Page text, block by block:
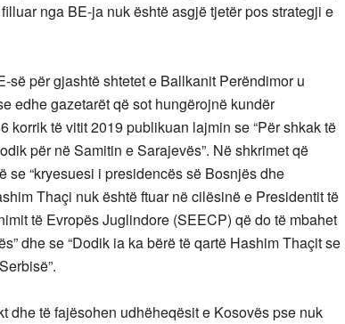
nga BE-ja nuk është asgjë tjetër pos strategji e
së për gjashtë shtetet e Ballkanit Perëndimor u
edhe gazetarët që sot hungërojnë kundër
korrik të vitit 2019 publikuan lajmin se “Për shkak të
për në Samitin e Sarajevës”. Në shkrimet që
se “kryesuesi i presidencës së Bosnjës dhe
Thaçi nuk është ftuar në cilësinë e Presidentit të
të Evropës Juglindore (SEECP) që do të mbahet
dhe se “Dodik ia ka bërë të qartë Hashim Thaçit se
dhe të fajësohen udhëheqësit e Kosovës pse nuk